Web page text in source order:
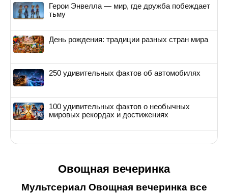
Герои Энвелла — мир, где дружба побеждает
тьму
День рождения: традиции разных стран мира
250 удивительных фактов об автомобилях
100 удивительных фактов о необычных
мировых рекордах и достижениях
Овощная вечеринка
Мультсериал Овощная вечеринка все